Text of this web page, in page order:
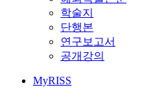
학술지
단행본
연구보고서
공개강의
MyRISS